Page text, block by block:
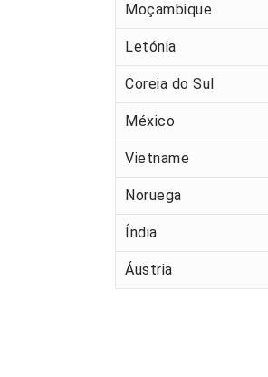
Moçambique
Letónia
Coreia do Sul
México
Vietname
Noruega
Índia
Áustria